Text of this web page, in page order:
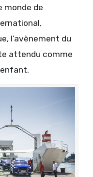
monde de
l’avènement du
attendu comme